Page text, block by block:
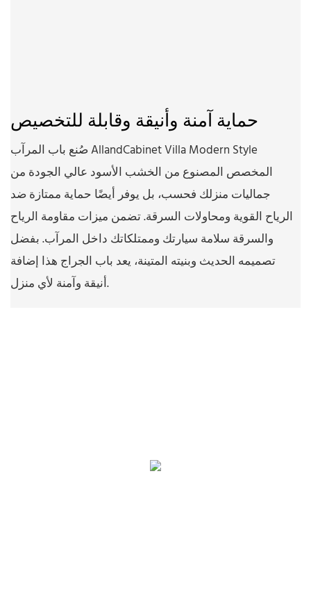
حماية آمنة وأنيقة وقابلة للتخصيص
صُنع باب المرآب AllandCabinet Villa Modern Style
المخصص المصنوع من الخشب الأسود عالي الجودة من
جماليات منزلك فحسب، بل يوفر أيضًا حماية ممتازة ضد
الرياح القوية ومحاولات السرقة. تضمن ميزات مقاومة الرياح
والسرقة سلامة سيارتك وممتلكاتك داخل المرآب. بفضل
تصميمه الحديث وبنيته المتينة، يعد باب الجراج هذا إضافة
أنيقة وآمنة لأي منزل.